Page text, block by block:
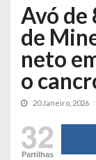
Avó de
de
neto
o
20 Janeiro, 2026
32
Partilhas